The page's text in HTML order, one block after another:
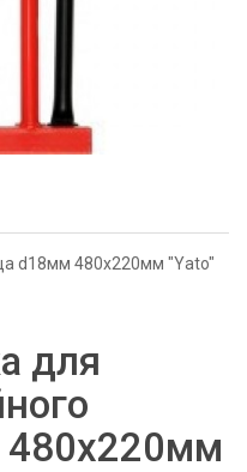
d18мм 480х220мм "Yato"
для